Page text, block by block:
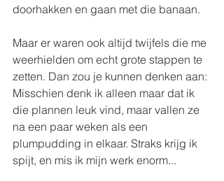
doorhakken en gaan met die banaan.
Maar er waren ook altijd twijfels die me
weerhielden om echt grote stappen te
zetten. Dan zou je kunnen denken aan:
Misschien denk ik alleen maar dat ik
die plannen leuk vind, maar vallen ze
na een paar weken als een
plumpudding in elkaar. Straks krijg ik
spijt, en mis ik mijn werk enorm...